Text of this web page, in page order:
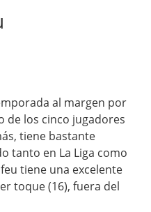
al margen por
de los cinco jugadores
tiene bastante
tanto en La Liga como
tiene una excelente
toque (16), fuera del